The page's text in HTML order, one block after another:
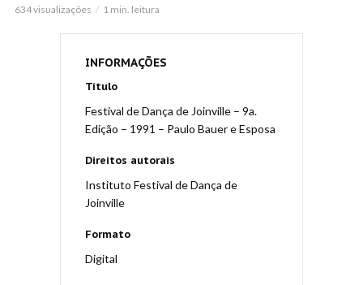
634 visualizações 1 min. leitura
INFORMAÇÕES
Título
Festival de Dança de Joinville – 9a.
Edição – 1991 – Paulo Bauer e Esposa
Direitos autorais
Instituto Festival de Dança de
Joinville
Formato
Digital